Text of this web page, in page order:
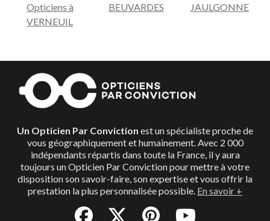
Opticiens à
VERNEUIL
BEUVARDES
JAULGONNE
Un Opticien Par Conviction est un spécialiste proche de
vous géographiquement et humainement. Avec 2 000
indépendants répartis dans toute la France, il y aura
toujours un Opticien Par Conviction pour mettre à votre
disposition son savoir-faire, son expertise et vous offrir la
prestation la plus personnalisée possible. En savoir +